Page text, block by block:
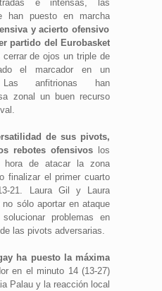
e intensas, las
han puesto en marcha
y acierto ofensivo
partido del Eurobasket
de ojos un triple de
el marcador en un
anfitrionas han
zonal un buen recurso
de sus pivots,
rebotes ofensivoslos
hora de atacar la zona
finalizar el primer cuarto
21. Laura Gil y Laura
sólo aportar en ataque
problemas en
las pivots adversarias.
ha puesto la máxima
en el minuto 14 (13-27)
Palau y la reacción local